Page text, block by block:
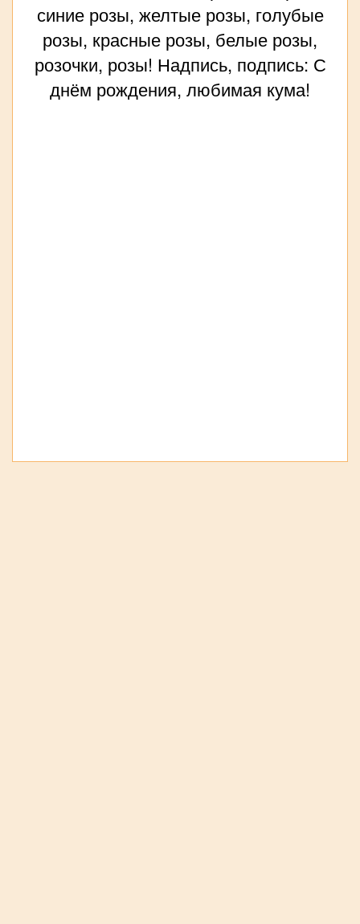
синие розы, желтые розы, голубые
розы, красные розы, белые розы,
розочки, розы! Надпись, подпись: С
днём рождения, любимая кума!